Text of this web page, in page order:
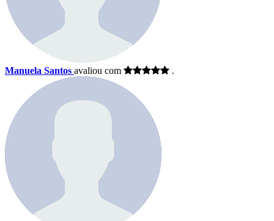
Manuela Santos avaliou com .